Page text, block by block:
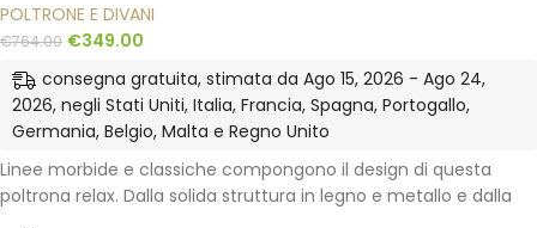
POLTRONE E DIVANI
€764.00 €349.00
consegna gratuita, stimata da Ago 15, 2026 - Ago 24,
2026, negli Stati Uniti, Italia, Francia, Spagna, Portogallo,
Germania, Belgio, Malta e Regno Unito
Linee morbide e classiche compongono il design di questa
poltrona relax. Dalla solida struttura in legno e metallo e dalla